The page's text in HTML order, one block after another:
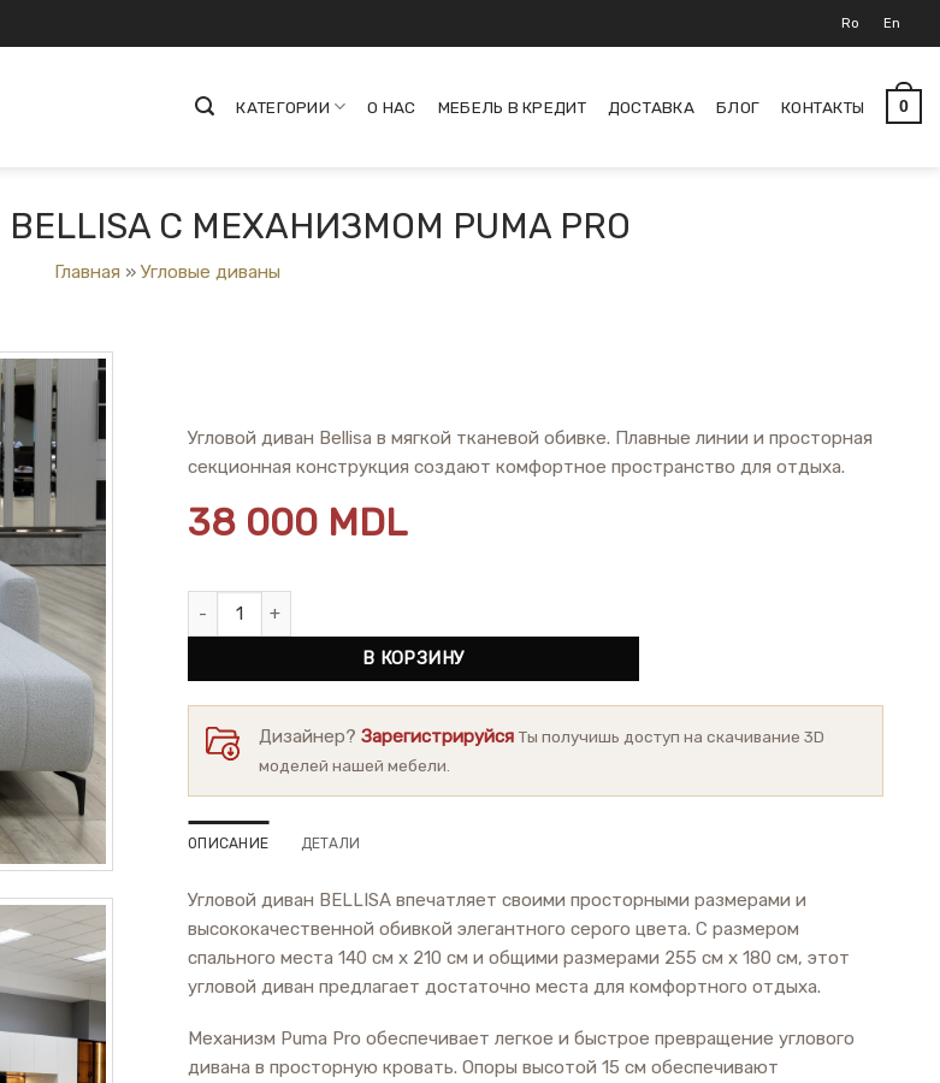
Ro En
КАТЕГОРИИ О НАС МЕБЕЛЬ В КРЕДИТ ДОСТАВКА БЛОГ КОНТАКТЫ 0
С МЕХАНИЗМОМ PUMA PRO
Главная » Угловые диваны
Угловой диван Bellisa в мягкой тканевой обивке. Плавные линии и просторная
секционная конструкция создают комфортное пространство для отдыха.
38 000 MDL
Количество товара Угловой диван Bellisa
В КОРЗИНУ
Дизайнер?Зарегистрируйся Ты получишь доступ на скачивание 3D
моделей нашей мебели.
ОПИСАНИЕ ДЕТАЛИ
Угловой диван BELLISA впечатляет своими просторными размерами и
высококачественной обивкой элегантного серого цвета. С размером
спального места 140 см x 210 см и общими размерами 255 см x 180 см, этот
угловой диван предлагает достаточно места для комфортного отдыха.
Механизм Puma Pro обеспечивает легкое и быстрое превращение углового
дивана в просторную кровать. Опоры высотой 15 см обеспечивают